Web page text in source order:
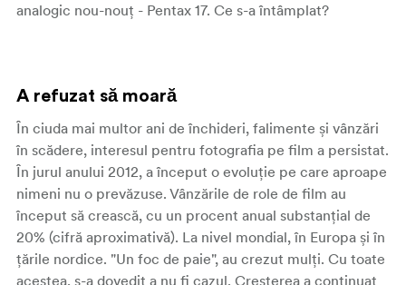
analogic nou-nouț - Pentax 17. Ce s-a întâmplat?
A refuzat să moară
În ciuda mai multor ani de închideri, falimente și vânzări
în scădere, interesul pentru fotografia pe film a persistat.
În jurul anului 2012, a început o evoluție pe care aproape
nimeni nu o prevăzuse. Vânzările de role de film au
început să crească, cu un procent anual substanțial de
20% (cifră aproximativă). La nivel mondial, în Europa și în
țările nordice. "Un foc de paie", au crezut mulți. Cu toate
acestea, s-a dovedit a nu fi cazul. Creșterea a continuat